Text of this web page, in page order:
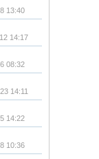
13:40
14:17
08:32
14:11
14:22
10:36